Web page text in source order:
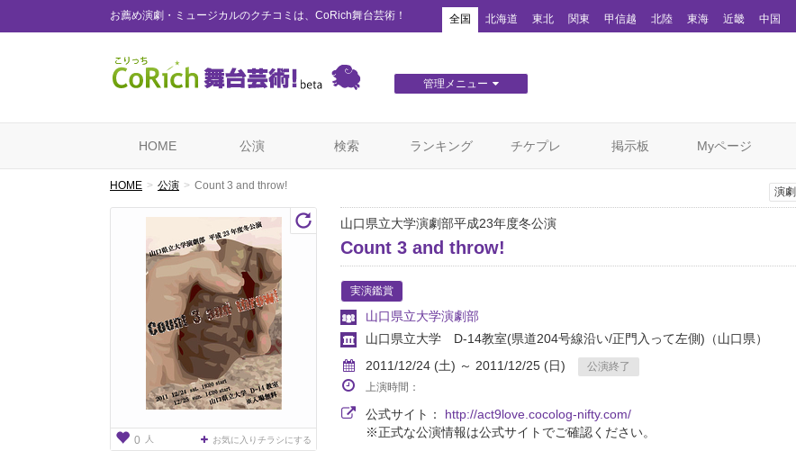
お薦め演劇・ミュージカルのクチコミは、CoRich舞台芸術！ 全国 北海道 東北 関東 甲信越 北陸 東海 近畿 中国
管理メニュー
HOME 公演 検索 ランキング チケプレ 掲示板 Myページ
HOME 公演 Count 3 and throw!
0 人 お気に入りチラシにする
演劇
山口県立大学演劇部平成23年度冬公演
Count 3 and throw!
実演鑑賞
山口県立大学演劇部
山口県立大学 D-14教室(県道204号線沿い/正門入って左側) （山口県）
2011/12/24 (土) ～ 2011/12/25 (日)
公演終了
上演時間：
公式サイト： http://act9love.cocolog-nifty.com/
※正式な公演情報は公式サイトでご確認ください。